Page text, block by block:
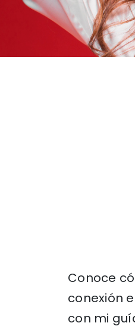
Conoce
conexión
con mi